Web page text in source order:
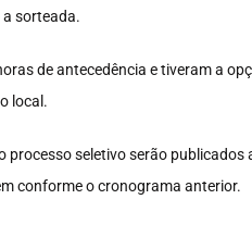
a sorteada.
de antecedência e tiveram a
local.
seletivo serão publicados
conforme o cronograma anterior.